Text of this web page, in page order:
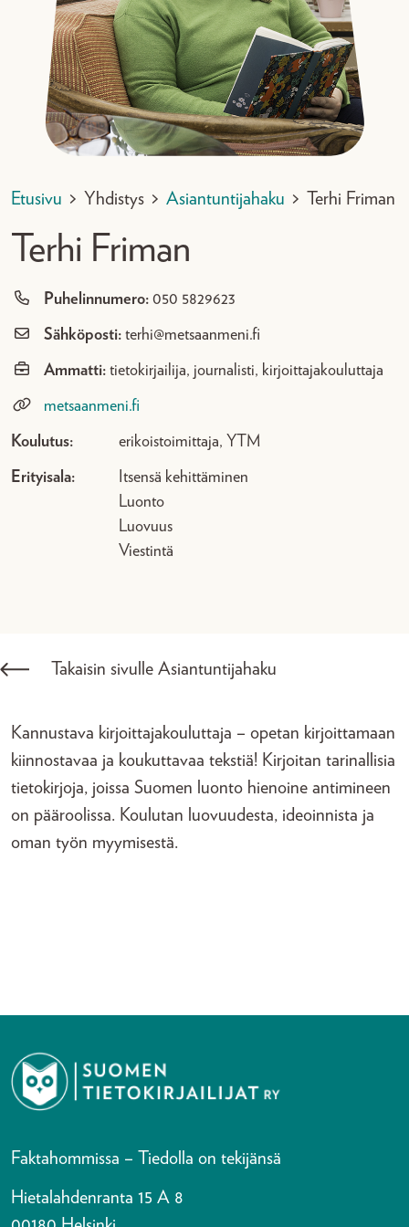
Etusivu > Yhdistys > Asiantuntijahaku > Terhi Friman
Terhi Friman
Puhelinnumero: 050 5829623
Sähköposti: terhi@metsaanmeni.fi
Ammatti: tietokirjailija, journalisti, kirjoittajakouluttaja
metsaanmeni.fi
Koulutus: erikoistoimittaja, YTM
Erityisala:
Itsensä kehittäminen
Luonto
Luovuus
Viestintä
Takaisin sivulle Asiantuntijahaku
Kannustava kirjoittajakouluttaja – opetan kirjoittamaan
kiinnostavaa ja koukuttavaa tekstiä! Kirjoitan tarinallisia
tietokirjoja, joissa Suomen luonto hienoine antimineen
on pääroolissa. Koulutan luovuudesta, ideoinnista ja
oman työn myymisestä.
Faktahommissa – Tiedolla on tekijänsä
Hietalahdenranta 15 A 8